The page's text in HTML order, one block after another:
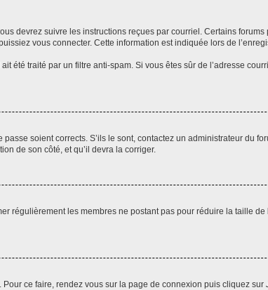
devrez suivre les instructions reçues par courriel. Certains
vous connecter. Cette information est indiquée lors de
été traité par un filtre anti-spam. Si vous êtes sûr de l’adresse
soient corrects. S’ils le sont, contactez un administrateur du
de son côté, et qu’il devra la corriger.
régulièrement les membres ne postant pas pour réduire la taille
ce faire, rendez vous sur la page de connexion puis cliquez sur